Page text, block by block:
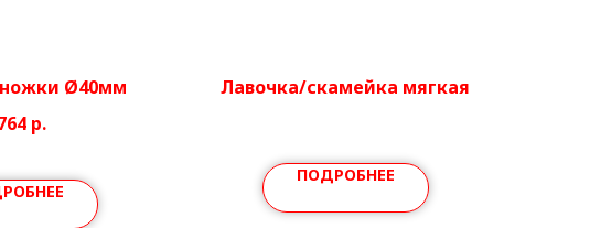
Ø40мм
р.
Лавочка/скамейка мягкая
ПОДРОБНЕЕ